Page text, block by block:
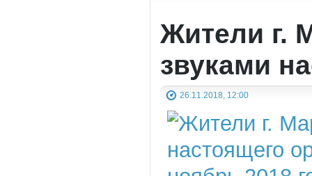
Жители г.
звуками
26.11.2018, 12:00